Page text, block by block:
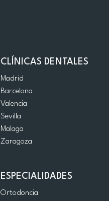
CLÍNICAS DENTALES
Madrid
Barcelona
Valencia
Sevilla
Malaga
Zaragoza
ESPECIALIDADES
Ortodoncia